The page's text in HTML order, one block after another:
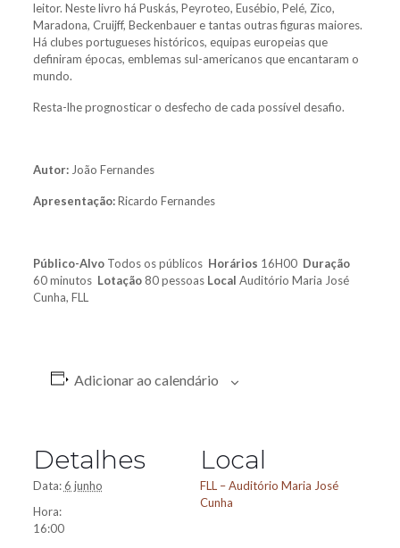
leitor. Neste livro há Puskás, Peyroteo, Eusébio, Pelé, Zico,
Maradona, Cruijff, Beckenbauer e tantas outras figuras maiores.
Há clubes portugueses históricos, equipas europeias que
definiram épocas, emblemas sul-americanos que encantaram o
mundo.
Resta-lhe prognosticar o desfecho de cada possível desafio.
Autor:João Fernandes
Apresentação:Ricardo Fernandes
Público-AlvoTodos os públicos Horários 16H00 Duração
60 minutosLotação 80 pessoasLocal Auditório Maria José
Cunha, FLL
Adicionar ao calendário
Detalhes
Data:6 junho
Hora:
16:00
Local
FLL – Auditório Maria José
Cunha